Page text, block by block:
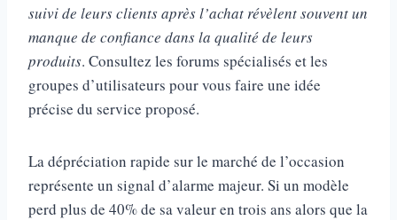
suivi de leurs clients après l’achat révèlent souvent un
manque de confiance dans la qualité de leurs
produits. Consultez les forums spécialisés et les
groupes d’utilisateurs pour vous faire une idée
précise du service proposé.
La dépréciation rapide sur le marché de l’occasion
représente un signal d’alarme majeur. Si un modèle
perd plus de 40% de sa valeur en trois ans alors que la